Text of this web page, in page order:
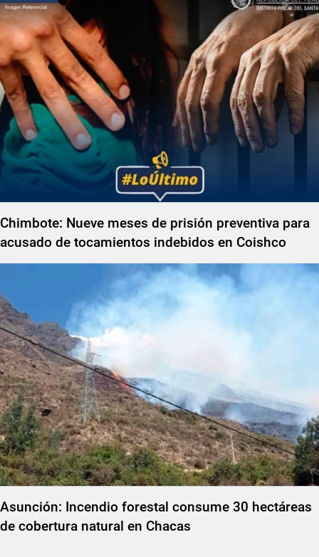
Chimbote: Nueve meses de prisión preventiva para
acusado de tocamientos indebidos en Coishco
Asunción: Incendio forestal consume 30 hectáreas
de cobertura natural en Chacas